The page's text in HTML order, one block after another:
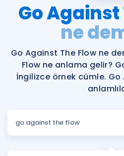
Şifremi
Katılımcı Görüşleri
Faydalı Araçlar
Ücretsiz Kaynaklar
Blog
Go Against
ne
Go Against The Flow ne
Flow ne anlama gelir?
İngilizce örnek cümle. Go